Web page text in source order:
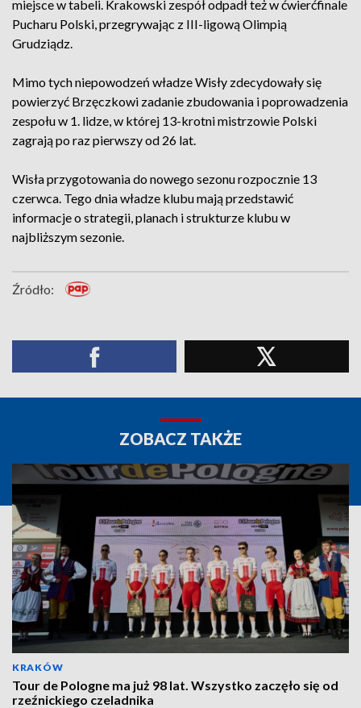
miejsce w tabeli. Krakowski zespół odpadł też w ćwierćfinale
Pucharu Polski, przegrywając z III-ligową Olimpią
Grudziądz.
Mimo tych niepowodzeń władze Wisły zdecydowały się
powierzyć Brzęczkowi zadanie zbudowania i poprowadzenia
zespołu w 1. lidze, w której 13-krotni mistrzowie Polski
zagrają po raz pierwszy od 26 lat.
Wisła przygotowania do nowego sezonu rozpocznie 13
czerwca. Tego dnia władze klubu mają przedstawić
informacje o strategii, planach i strukturze klubu w
najbliższym sezonie.
Źródło:
ZOBACZ TAKŻE
KRAKÓW
Tour de Pologne ma już 98 lat. Wszystko zaczęło się od
rzeźnickiego czeladnika